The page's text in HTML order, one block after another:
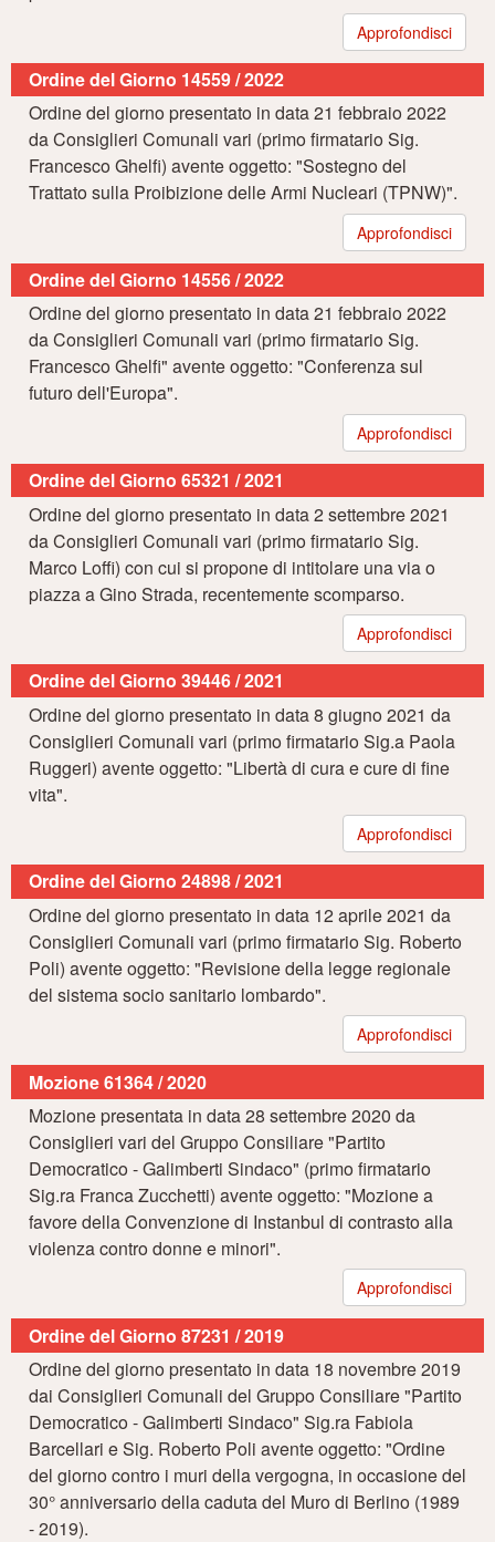
Approfondisci
Ordine del Giorno 14559 / 2022
Ordine del giorno presentato in data 21 febbraio 2022
da Consiglieri Comunali vari (primo firmatario Sig.
Francesco Ghelfi) avente oggetto: "Sostegno del
Trattato sulla Proibizione delle Armi Nucleari (TPNW)".
Approfondisci
Ordine del Giorno 14556 / 2022
Ordine del giorno presentato in data 21 febbraio 2022
da Consiglieri Comunali vari (primo firmatario Sig.
Francesco Ghelfi" avente oggetto: "Conferenza sul
futuro dell'Europa".
Approfondisci
Ordine del Giorno 65321 / 2021
Ordine del giorno presentato in data 2 settembre 2021
da Consiglieri Comunali vari (primo firmatario Sig.
Marco Loffi) con cui si propone di intitolare una via o
piazza a Gino Strada, recentemente scomparso.
Approfondisci
Ordine del Giorno 39446 / 2021
Ordine del giorno presentato in data 8 giugno 2021 da
Consiglieri Comunali vari (primo firmatario Sig.a Paola
Ruggeri) avente oggetto: "Libertà di cura e cure di fine
vita".
Approfondisci
Ordine del Giorno 24898 / 2021
Ordine del giorno presentato in data 12 aprile 2021 da
Consiglieri Comunali vari (primo firmatario Sig. Roberto
Poli) avente oggetto: "Revisione della legge regionale
del sistema socio sanitario lombardo".
Approfondisci
Mozione 61364 / 2020
Mozione presentata in data 28 settembre 2020 da
Consiglieri vari del Gruppo Consiliare "Partito
Democratico - Galimberti Sindaco" (primo firmatario
Sig.ra Franca Zucchetti) avente oggetto: "Mozione a
favore della Convenzione di Instanbul di contrasto alla
violenza contro donne e minori".
Approfondisci
Ordine del Giorno 87231 / 2019
Ordine del giorno presentato in data 18 novembre 2019
dai Consiglieri Comunali del Gruppo Consiliare "Partito
Democratico - Galimberti Sindaco" Sig.ra Fabiola
Barcellari e Sig. Roberto Poli avente oggetto: "Ordine
del giorno contro i muri della vergogna, in occasione del
30° anniversario della caduta del Muro di Berlino (1989
- 2019).